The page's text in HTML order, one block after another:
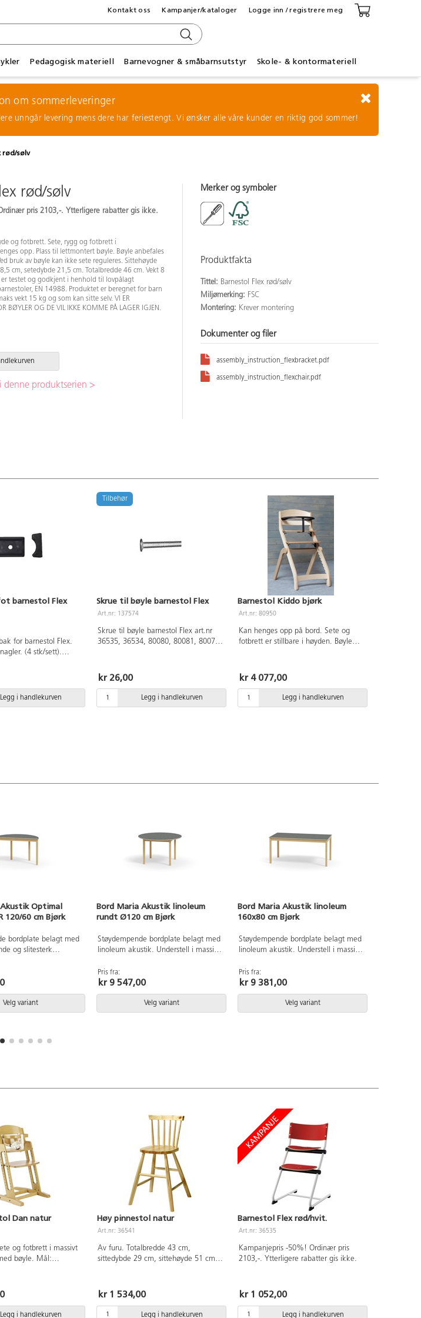
Pedagogisk materiell Barnevogner & småbarnsutstyr Skole- & kontormateriell
Kontakt oss Kampanjer/kataloger Logge inn / registrere meg
om sommerleveringer
unngår levering mens dere har feriestengt. Vi ønsker alle våre kunder en riktig god sommer!
rød/sølv
rød/sølv
pris 2103,-. Ytterligere rabatter gis ikke.
og fotbrett. Sete, rygg og fotbrett i
opp. Plass til lettmontert bøyle. Bøyle anbefales
bruk av bøyle kan ikke sete reguleres. Sittehøyde
cm, setedybde 21,5 cm. Totalbredde 46 cm. Vekt 8
testet og godkjent i henhold til lovpålagt
EN 14988. Produktet er beregnet for barn
vekt 15 kg og som kan sitte selv. VI ER
BØYLER OG DE VIL IKKE KOMME PÅ LAGER IGJEN.
denne produktserien >
Merker og symboler
Produktfakta
Tittel: Barnestol Flex rød/sølv
Miljømerking: FSC
Montering: Krever montering
Dokumenter og filer
assembly_instruction_flexbracket.pdf
assembly_instruction_flexchair.pdf
barnestol Flex
for barnestol Flex.
(4 stk/sett).
36534, 80074 og
Legg i handlekurven
Tilbehør
Skrue til bøyle barnestol Flex
Art.nr: 137574
Skrue til bøyle barnestol Flex art.nr
36535, 36534, 80080, 80081, 80074
kr 26,00
Legg i handlekurven
Barnestol Kiddo bjørk
Art.nr: 80950
Kan henges opp på bord. Sete og
fotbrett er stillbare i høyden. Bøyle
Stillbar sittehøyde: 60, 57, 54, 51, 48,
45 cm. Vekt 5,75 kg. Av klarlakkert
bjørk. Stol og tilbehør er testet og
godkjent ihht sikkerhetsstandard for
kr 4 077,00
Legg i handlekurven
Optimal
120/60 cm Bjørk
bordplate belagt med
og slitesterk
helt uten PVC og
i massivt tre.
Velg variant
Bord Maria Akustik linoleum
rundt Ø120 cm Bjørk
Støydempende bordplate belagt med
linoleum akustik. Understell i massivt
Pris fra:
kr 9 547,00
Velg variant
Bord Maria Akustik linoleum
160x80 cm Bjørk
Støydempende bordplate belagt med
linoleum akustik. Understell i massivt
Pris fra:
kr 9 381,00
Velg variant
Dan natur
og fotbrett i massivt
bøyle. Mål:
for høye
Produktet er
opp til 8 år som kan
Legg i handlekurven
Høy pinnestol natur
Art.nr: 36541
Av furu. Totalbredde 43 cm,
sittedybde 29 cm, sittehøyde 51 cm.
kr 1 534,00
Legg i handlekurven
Barnestol Flex rød/hvit.
Art.nr: 36535
Kampanjepris -50%! Ordinær pris
2103,-. Ytterligere rabatter gis ikke.
kr 1 052,00
Legg i handlekurven